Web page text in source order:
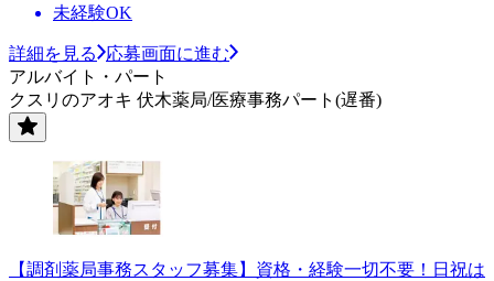
未経験OK
詳細を見る
応募画面に進む
アルバイト・パート
クスリのアオキ 伏木薬局/医療事務パート(遅番)
【調剤薬局事務スタッフ募集】資格・経験一切不要！日祝は